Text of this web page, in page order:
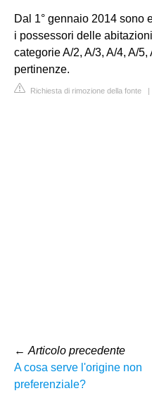
Dal 1° gennaio 2014 sono
i possessori delle
categorie A/2, A/3, A/4, A/
pertinenze.
Richiesta di rimozione della fonte |
← Articolo precedente
A cosa serve l'origine non
preferenziale?